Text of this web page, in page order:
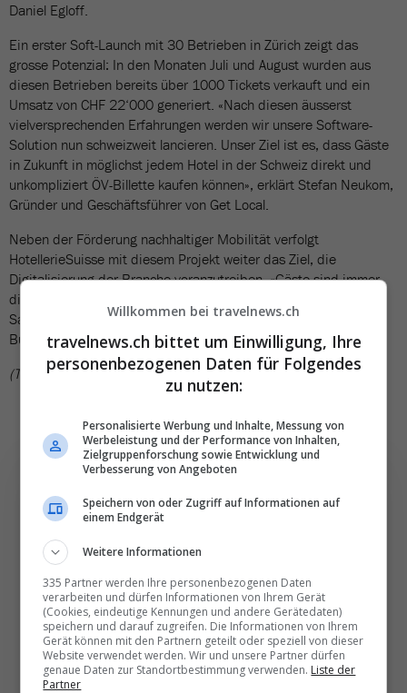
Daniel Egloff.
Ein erster Soft-Launch mit 30 Betrieben in Zürich zeigt das
grosse Potenzial: In den Monaten Juli und August wurden aus
diesen Betrieben bereits über 1000 Tickets verkauft und ein
Umsatz von CHF 22‘000 generiert. «Nach diesen äusserst
vielversprechenden Erfahrungen werden wir unsere Software-
Solution nun schweizweit lancieren. Unser Ziel ist es, dass Gäste
in Zukunft in möglichst jedem Hotel in der Schweiz direkt und
unkompliziert ÖV-Billette kaufen können», erklärt Stefan Neukom,
Gründer und Geschäftsführer von Get Local.
Neben der Förderung nachhaltiger Mobilität verfolgt
HotellerieSuisse mit diesem Projekt weiter das Ziel, die
Digitalisierung der Branche voranzutreiben. «Gäste sind immer
digitaler unterwegs und erwarten auch digitale Lösungen», so
Sara Moser, Leiterin Innovation und Produkte Corporate &
Business Development bei HotellerieSuisse.
(TN)
Die wichtigsten und
besten News direkt in
Ihr E‑Mail-Postfach
Täglich oder wöchentlich, mit mehr Insights oder
weniger. Bei Travel­news haben Sie die Wahl.
Willkommen bei travelnews.ch
travelnews.ch bittet um Einwilligung, Ihre
personenbezogenen Daten für Folgendes
zu nutzen:
Personalisierte Werbung und Inhalte, Messung von
Werbeleistung und der Performance von Inhalten,
Zielgruppenforschung sowie Entwicklung und
Verbesserung von Angeboten
Speichern von oder Zugriff auf Informationen auf
einem Endgerät
Weitere Informationen
335 Partner werden Ihre personenbezogenen Daten
verarbeiten und dürfen Informationen von Ihrem Gerät
(Cookies, eindeutige Kennungen und andere Gerätedaten)
speichern und darauf zugreifen. Die Informationen von Ihrem
Gerät können mit den Partnern geteilt oder speziell von dieser
Website verwendet werden. Wir und unsere Partner dürfen
genaue Daten zur Standortbestimmung verwenden. Liste der
Partner